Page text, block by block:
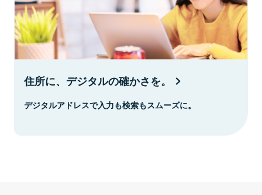
住所に、デジタルの確かさを。
デジタルアドレスで入力も検索もスムーズに。